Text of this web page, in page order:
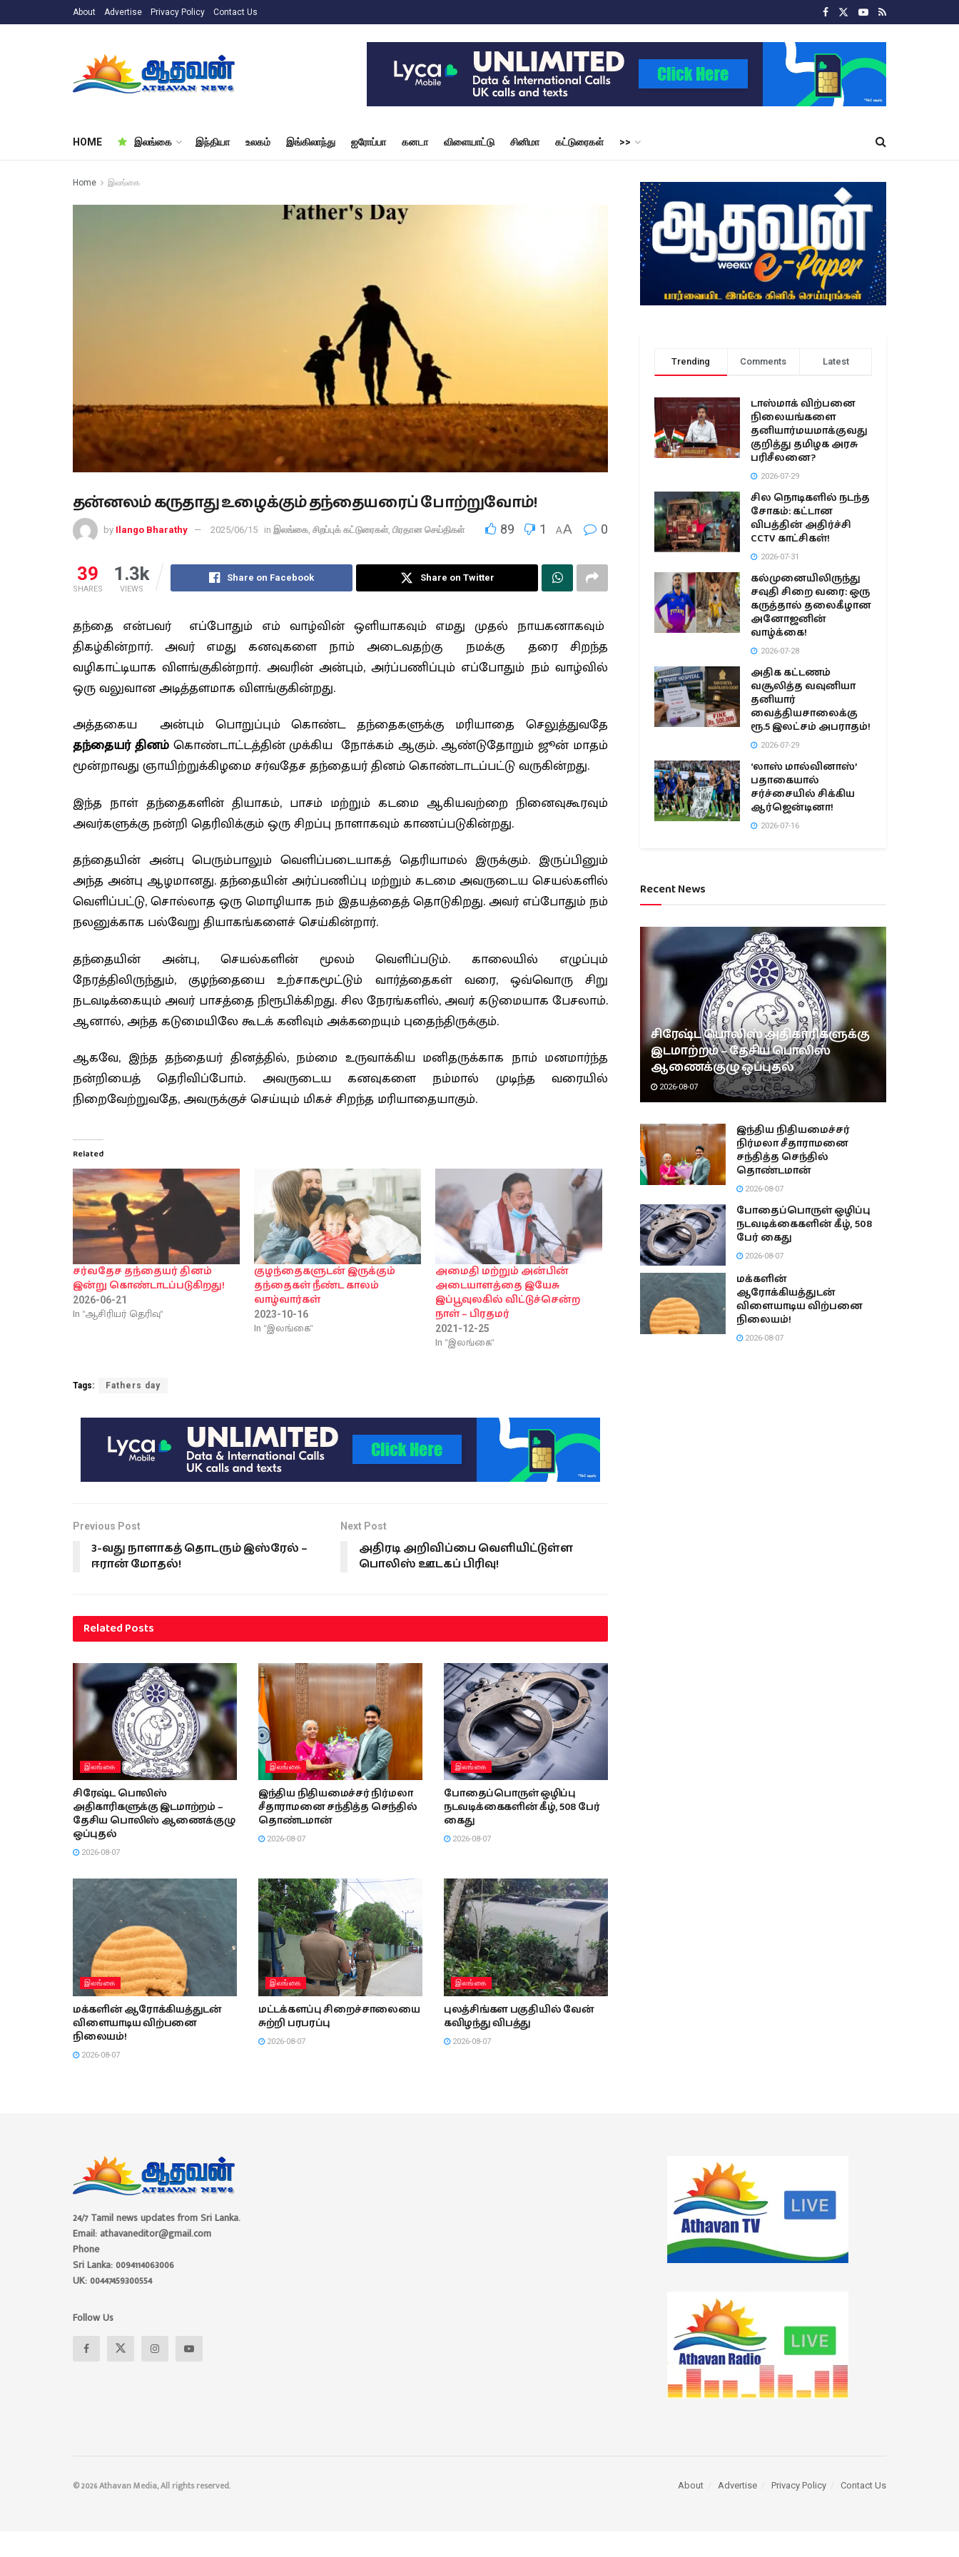
About Advertise Privacy Policy Contact Us
HOME இலங்கை இந்தியா உலகம் இங்கிலாந்து ஐரோப்பா கனடா விளையாட்டு சினிமா கட்டுரைகள் >>
Home இலங்கை
தன்னலம் கருதாது உழைக்கும் தந்தையரைப் போற்றுவோம்!
by Ilango Bharathy 2025/06/15 in இலங்கை சிறப்புக் கட்டுரைகள், பிரதான செய்திகள் 89 1 AA 0
39
SHARES
1.3k
VIEWS
Share on Facebook Share on Twitter
தந்தை என்பவர் எப்போதும் எம் வாழ்வின் ஒளியாகவும் எமது முதல் நாயகனாகவும்
திகழ்கின்றார். அவர் எமது கனவுகளை நாம் அடைவதற்கு நமக்கு தரை சிறந்த
வழிகாட்டியாக விளங்குகின்றார். அவரின் அன்பும், அர்ப்பணிப்பும் எப்போதும் நம் வாழ்வில்
ஒரு வலுவான அடித்தளமாக விளங்குகின்றது.
அத்தகைய அன்பும் பொறுப்பும் கொண்ட தந்தைகளுக்கு மரியாதை செலுத்துவதே
தந்தையர் தினம்கொண்டாட்டத்தின் முக்கிய நோக்கம் ஆகும். ஆண்டுதோறும் ஜூன் மாதம்
மூன்றாவது ஞாயிற்றுக்கிழமை சர்வதேச தந்தையர் தினம் கொண்டாடப்பட்டு வருகின்றது.
இந்த நாள் தந்தைகளின் தியாகம், பாசம் மற்றும் கடமை ஆகியவற்றை நினைவுகூரவும்
அவர்களுக்கு நன்றி தெரிவிக்கும் ஒரு சிறப்பு நாளாகவும் காணப்படுகின்றது.
தந்தையின் அன்பு பெரும்பாலும் வெளிப்படையாகத் தெரியாமல் இருக்கும். இருப்பினும்
அந்த அன்பு ஆழமானது. தந்தையின் அர்ப்பணிப்பு மற்றும் கடமை அவருடைய செயல்களில்
வெளிப்பட்டு, சொல்லாத ஒரு மொழியாக நம் இதயத்தைத் தொடுகிறது. அவர் எப்போதும் நம்
நலனுக்காக பல்வேறு தியாகங்களைச் செய்கின்றார்.
தந்தையின் அன்பு, செயல்களின் மூலம் வெளிப்படும். காலையில் எழுப்பும்
நேரத்திலிருந்தும், குழந்தையை உற்சாகமூட்டும் வார்த்தைகள் வரை, ஒவ்வொரு சிறு
நடவடிக்கையும் அவர் பாசத்தை நிரூபிக்கிறது. சில நேரங்களில், அவர் கடுமையாக பேசலாம்.
ஆனால், அந்த கடுமையிலே கூடக் கனிவும் அக்கறையும் புதைந்திருக்கும்.
ஆகவே, இந்த தந்தையர் தினத்தில், நம்மை உருவாக்கிய மனிதருக்காக நாம் மனமார்ந்த
நன்றியைத் தெரிவிப்போம். அவருடைய கனவுகளை நம்மால் முடிந்த வரையில்
நிறைவேற்றுவதே, அவருக்குச் செய்யும் மிகச் சிறந்த மரியாதையாகும்.
Related
சர்வதேச தந்தையர் தினம்
இன்று கொண்டாடப்படுகிறது!
2026-06-21
In "ஆசிரியர் தெரிவு"
குழந்தைகளுடன் இருக்கும்
தந்தைகள் நீண்ட காலம்
வாழ்வார்கள்
2023-10-16
In "இலங்கை"
அமைதி மற்றும் அன்பின்
அடையாளத்தை இயேசு
இப்பூவுலகில் விட்டுச்சென்ற
நாள் – பிரதமர்
2021-12-25
In "இலங்கை"
Tags: Fathers day
Previous Post
3-வது நாளாகத் தொடரும் இஸ்ரேல் –
ஈரான் மோதல்!
Next Post
அதிரடி அறிவிப்பை வெளியிட்டுள்ள
பொலிஸ் ஊடகப் பிரிவு!
RelatedPosts
இலங்கை
சிரேஷ்ட பொலிஸ்
அதிகாரிகளுக்கு இடமாற்றம் –
தேசிய பொலிஸ் ஆணைக்குழு
ஒப்புதல்
2026-08-07
இலங்கை
இந்திய நிதியமைச்சர் நிர்மலா
சீதாராமனை சந்தித்த செந்தில்
தொண்டமான்
2026-08-07
இலங்கை
போதைப்பொருள் ஒழிப்பு
நடவடிக்கைகளின் கீழ், 508 பேர்
கைது
2026-08-07
இலங்கை
மக்களின் ஆரோக்கியத்துடன்
விளையாடிய விற்பனை
நிலையம்!
2026-08-07
இலங்கை
மட்டக்களப்பு சிறைச்சாலையை
சுற்றி பரபரப்பு
2026-08-07
இலங்கை
புலத்சிங்கள பகுதியில் வேன்
கவிழந்து விபத்து
2026-08-07
Trending Comments Latest
டாஸ்மாக் விற்பனை
நிலையங்களை
தனியார்மயமாக்குவது
குறித்து தமிழக அரசு
பரிசீலனை?
2026-07-29
சில நொடிகளில் நடந்த
சோகம்: கட்டான
விபத்தின் அதிர்ச்சி
CCTV காட்சிகள்!
2026-07-31
கல்முனையிலிருந்து
சவுதி சிறை வரை: ஒரு
கருத்தால் தலைகீழான
அனோஜனின்
வாழ்க்கை!
2026-07-28
அதிக கட்டணம்
வசூலித்த வவுனியா
தனியார்
வைத்தியசாலைக்கு
ரூ.5 இலட்சம் அபராதம்!
2026-07-29
‘லாஸ் மால்வினாஸ்’
பதாகையால்
சர்ச்சையில் சிக்கிய
ஆர்ஜென்டினா!
2026-07-16
Recent News
சிரேஷ்ட பொலிஸ் அதிகாரிகளுக்கு
இடமாற்றம் – தேசிய பொலிஸ்
ஆணைக்குழு ஒப்புதல்
2026-08-07
இந்திய நிதியமைச்சர்
நிர்மலா சீதாராமனை
சந்தித்த செந்தில்
தொண்டமான்
2026-08-07
போதைப்பொருள் ஒழிப்பு
நடவடிக்கைகளின் கீழ், 508
பேர் கைது
2026-08-07
மக்களின்
ஆரோக்கியத்துடன்
விளையாடிய விற்பனை
நிலையம்!
2026-08-07
24/7 Tamil news updates from Sri Lanka.
Email: athavaneditor@gmail.com
Phone
Sri Lanka: 0094114063006
UK: 00447459300554
Follow Us
About Advertise Privacy Policy Contact Us
© 2026 Athavan Media, All rights reserved.